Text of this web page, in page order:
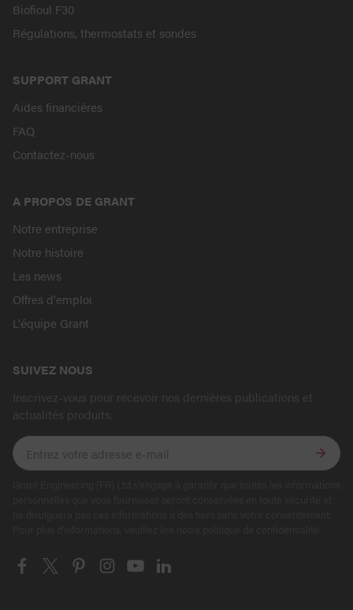
Biofioul F30
Régulations, thermostats et sondes
SUPPORT GRANT
Aides financières
FAQ
Contactez-nous
A PROPOS DE GRANT
Notre entreprise
Notre histoire
Les news
Offres d'emploi
L'équipe Grant
SUIVEZ NOUS
Inscrivez-vous pour recevoir nos dernières publications et
actualités produits.